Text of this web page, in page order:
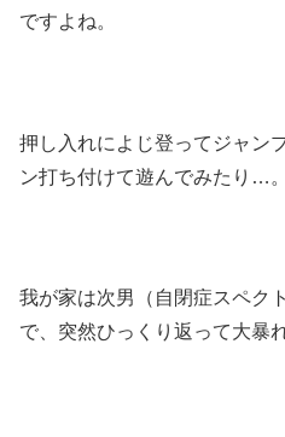
ですよね。
押し入れによじ登ってジャン
ン打ち付けて遊んでみたり…。
我が家は次男（自閉症スペク
で、突然ひっくり返って大暴